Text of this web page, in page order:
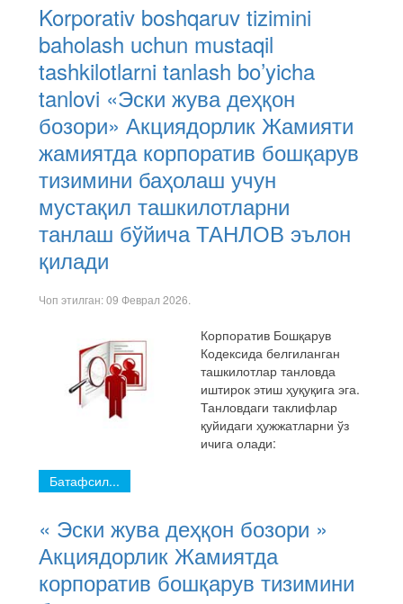
Korporativ boshqaruv tizimini
baholash uchun mustaqil
tashkilotlarni tanlash bo’yicha
tanlovi «Эски жува деҳқон
бозори» Акциядорлик Жамияти
жамиятда корпоратив бошқарув
тизимини баҳолаш учун
мустақил ташкилотларни
танлаш бўйича ТАНЛОВ эълон
қилади
Чоп этилган:09 Феврал 2026
Корпоратив Бошқарув
Кодексида белгиланган
ташкилотлар танловда
иштирок этиш ҳуқуқига эга.
Танловдаги таклифлар
қуйидаги ҳужжатларни ўз
ичига олади:
Батафсил...
« Эски жува деҳқон бозори »
Акциядорлик Жамиятда
корпоратив бошқарув тизимини